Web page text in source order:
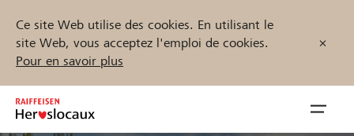
Ce site Web utilise des cookies. En utilisant le
site Web, vous acceptez l'emploi de cookies.
Pour en savoir plus
Inhalt
springen